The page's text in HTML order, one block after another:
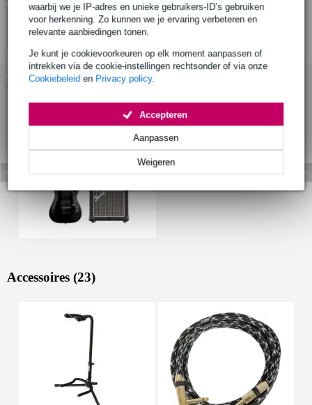
waarbij we je IP-adres en unieke gebruikers-ID’s gebruiken
voor herkenning. Zo kunnen we je ervaring verbeteren en
relevante aanbiedingen tonen.
Je kunt je cookievoorkeuren op elk moment aanpassen of
intrekken via de cookie-instellingen rechtsonder of via onze
Cookiebeleid en Privacy policy.
Weigeren
Aanpassen
Accepteren
Bekijk ook eens (1)
Accessoires (23)